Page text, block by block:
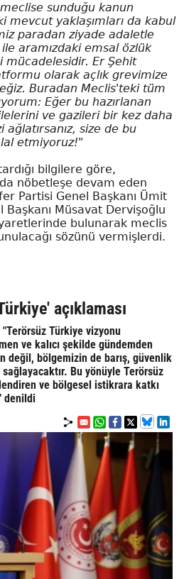
sunduğu kanun
mevcut yaklaşımları da kabul
paradan ziyade adaletle
aramızdaki emsal özlük
mücadelesidir. Er Şehit
olarak açlık grevimize
Buradan Meclis'teki tüm
Eğer bu hazırlanan
ve gazileri bir kez daha
ağlatırsanız, size de bu
etmiyoruz!"
bilgilere göre,
nöbetleşe devam eden
Partisi Genel Başkanı Ümit
Başkanı Müsavat Dervişoğlu
bulunarak meclis
sözünü vermişlerdi.
açıklaması
"Terörsüz Türkiye vizyonu
ve kalıcı şekilde gündemden
değil, bölgemizin de barış, güvenlik
Bu yönüyle Terörsüz
ve bölgesel istikrara katkı
denildi